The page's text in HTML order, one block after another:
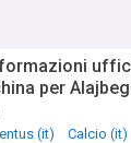
per
(it) Calcio (it)